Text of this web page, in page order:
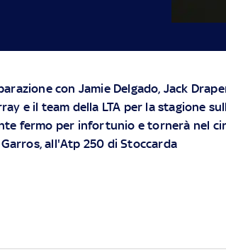
con Jamie Delgado, Jack
e il team della LTA per la stagione
fermo per infortunio e tornerà nel
all'Atp 250 di Stoccarda